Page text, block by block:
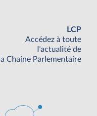
LCP
Accédez à toute
l'actualité de
la Chaine Parlementaire